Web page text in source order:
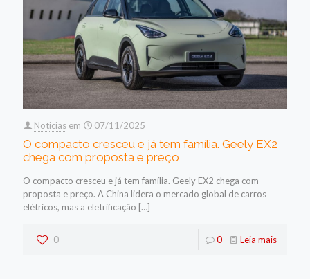
Noticias em 07/11/2025
O compacto cresceu e já tem família. Geely EX2
chega com proposta e preço
O compacto cresceu e já tem família. Geely EX2 chega com
proposta e preço. A China lidera o mercado global de carros
elétricos, mas a eletrificação […]
0 0 Leia mais